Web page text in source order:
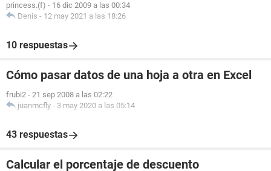
princess.(f) - 16 dic 2009 a las 00:34
Denis - 12 may 2021 a las 18:26
10 respuestas
Cómo pasar datos de una hoja a otra en Excel
frubi2 - 21 sep 2008 a las 02:22
juanmcfly - 3 may 2020 a las 05:14
43 respuestas
Calcular el porcentaje de descuento